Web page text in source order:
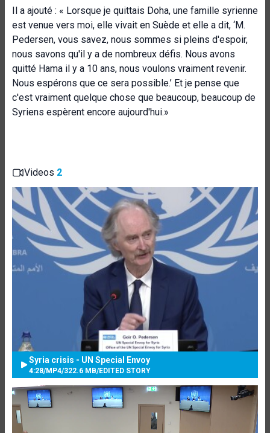
Il a ajouté : « Lorsque je quittais Doha, une famille syrienne
est venue vers moi, elle vivait en Suède et elle a dit, ‘M.
Pedersen, vous savez, nous sommes si pleins d'espoir,
nous savons qu'il y a de nombreux défis. Nous avons
quitté Hama il y a 10 ans, nous voulons vraiment revenir.
Nous espérons que ce sera possible.’ Et je pense que
c'est vraiment quelque chose que beaucoup, beaucoup de
Syriens espèrent encore aujourd'hui.»
Videos 2
Syria crisis - UN Special Envoy
4:28/MP4/322.6 MB/EDITED STORY